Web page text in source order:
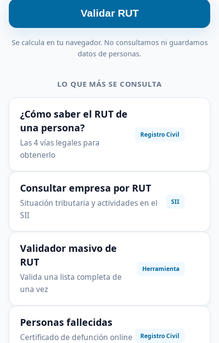
Validar RUT
Se calcula en tu navegador. No consultamos ni guardamos
datos de personas.
LO QUE MÁS SE CONSULTA
¿Cómo saber el RUT de
una persona?
Las 4 vías legales para
obtenerlo
Registro Civil
Consultar empresa por RUT
Situación tributaria y actividades en el
SII
SII
Validador masivo de
RUT
Valida una lista completa de
una vez
Herramienta
Personas fallecidas
Certificado de defunción online
Registro Civil